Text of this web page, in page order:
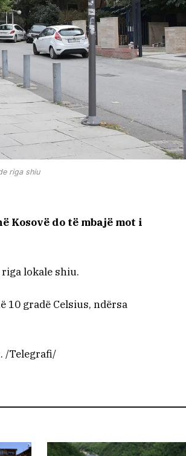
riga shiu
do të mbajë mot i
lokale shiu.
10 gradë Celsius, ndërsa
/Telegrafi/